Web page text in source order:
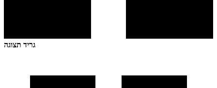
גריד תצוגה